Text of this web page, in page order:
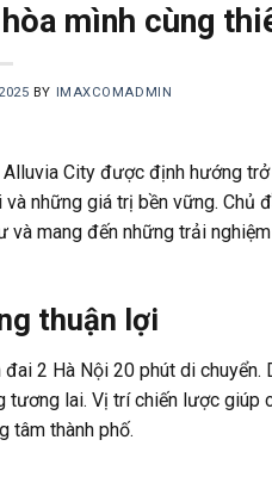
mình cùng
BY IMAXCOMADMIN
City được định hướng trở
những giá trị bền vững. Chủ
mang đến những trải
thuận lợi
2 Hà Nội 20 phút di
tương lai. Vị trí chiến lược giúp
tâm thành phố.